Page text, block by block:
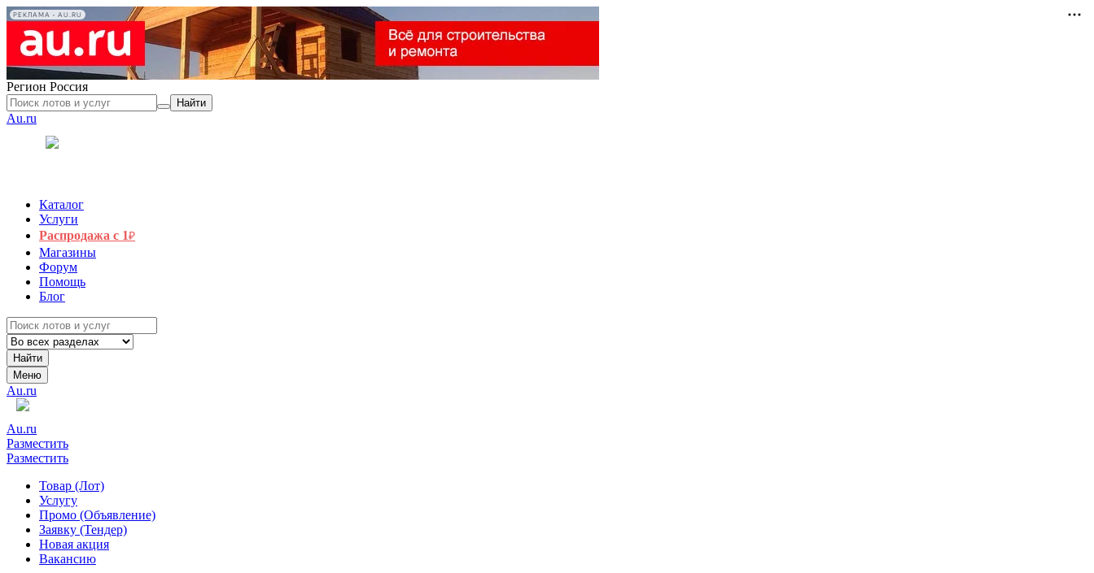
РЕКЛАМА • AU.RU
Регион Россия
Найти
Au.ru
Каталог
Услуги
Распродажа с 1₽
Магазины
Форум
Помощь
Блог
Найти
Меню
Au.ru
Au.ru
Разместить
Разместить
Товар (Лот)
Услугу
Промо (Объявление)
Заявку (Тендер)
Новая акция
Вакансию